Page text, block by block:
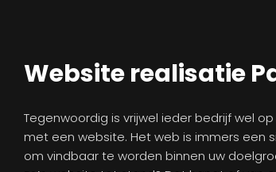
Website realisatie
Tegenwoordig is vrijwel ieder bedrijf wel
met een website. Het web is immers een
om vindbaar te worden binnen uw